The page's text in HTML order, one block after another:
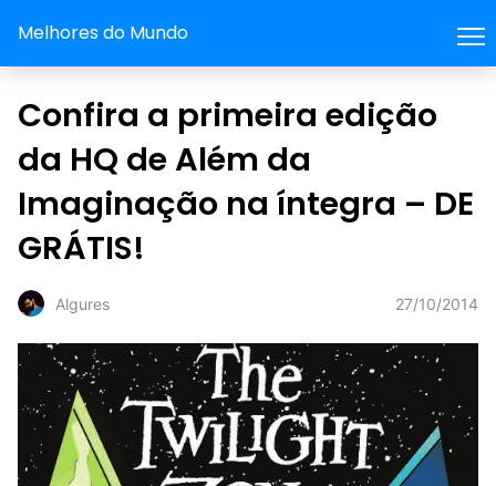
Melhores do Mundo
Confira a primeira edição
da HQ de Além da
Imaginação na íntegra – DE
GRÁTIS!
Algures 27/10/2014